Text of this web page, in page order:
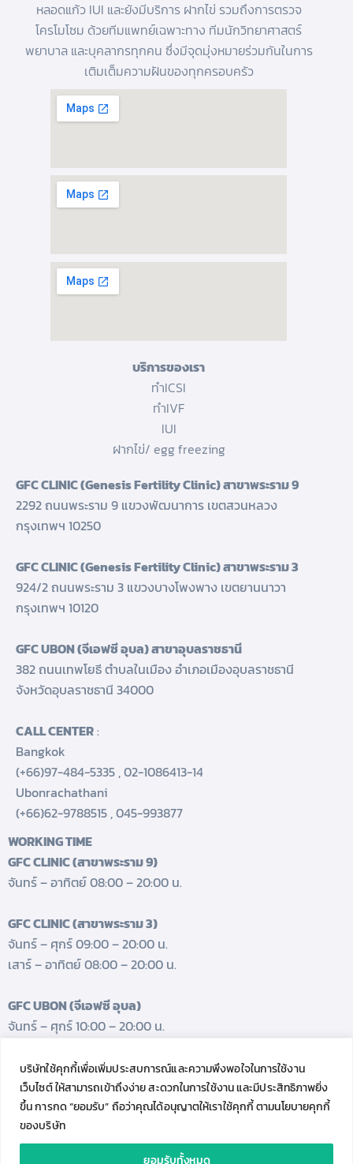
บริษัทใช้คุกกี้เพื่อเพิ่มประสบการณ์และความพึงพอใจในการใช้งาน
เว็บไซต์ ให้สามารถเข้าถึงง่าย สะดวกในการใช้งาน และมีประสิทธิภาพยิ่ง
ขึ้น การกด “ยอมรับ” ถือว่าคุณได้อนุญาตให้เราใช้คุกกี้ ตามนโยบายคุกกี้
ของบริษัท
ยอมรับทั้งหมด
หลอดแก้วIUI และยังมีบริการ ฝากไข่ รวมถึงการตรวจ
โครโมโซม ด้วยทีมแพทย์เฉพาะทาง ทีมนักวิทยาศาสตร์
พยาบาล และบุคลากรทุกคน ซึ่งมีจุดมุ่งหมายร่วมกันในการ
เติมเต็มความฝันของทุกครอบครัว
บริการของเรา
ทำICSI
ทำIVF
IUI
ฝากไข่/ egg freezing
GFC CLINIC (Genesis Fertility Clinic) สาขาพระราม 9
2292 ถนนพระราม 9 แขวงพัฒนาการ เขตสวนหลวง
กรุงเทพฯ 10250
GFC CLINIC (Genesis Fertility Clinic) สาขาพระราม 3
924/2 ถนนพระราม 3 แขวงบางโพงพาง เขตยานนาวา
กรุงเทพฯ 10120
GFC UBON (จีเอฟซี อุบล) สาขาอุบลราชธานี
382 ถนนเทพโยธี ตำบลในเมือง อำเภอเมืองอุบลราชธานี
จังหวัดอุบลราชธานี 34000
CALL CENTER:
Bangkok
(+66)97-484-5335,02-1086413-14
Ubonrachathani
(+66)62-9788515,045-993877
WORKING TIME
GFC CLINIC (สาขาพระราม 9)
จันทร์ – อาทิตย์ 08:00 – 20:00 น.
GFC CLINIC (สาขาพระราม 3)
จันทร์ – ศุกร์ 09:00 – 20:00 น.
เสาร์ – อาทิตย์ 08:00 – 20:00 น.
GFC UBON (จีเอฟซี อุบล)
จันทร์ – ศุกร์ 10:00 – 20:00 น.
GET FRESH UPDATES.
Follow us